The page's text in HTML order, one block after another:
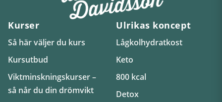
Kurser
Så här väljer du kurs
Kursutbud
Viktminskningskurser –
så når du din drömvikt
Ulrikas koncept
Lågkolhydratkost
Keto
800 kcal
Detox